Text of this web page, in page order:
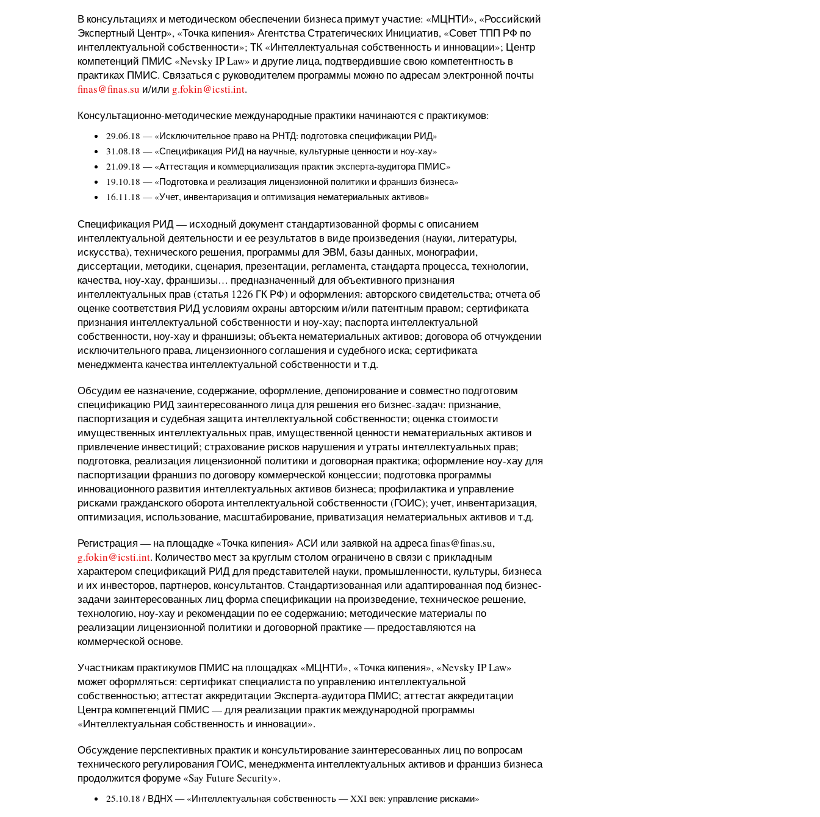
В консультациях и методическом обеспечении бизнеса примут участие: «МЦНТИ», «Российский
Экспертный Центр», «Точка кипения» Агентства Стратегических Инициатив, «Совет ТПП РФ по
интеллектуальной собственности»; ТК «Интеллектуальная собственность и инновации»; Центр
компетенций ПМИС «Nevsky IP Law» и другие лица, подтвердившие свою компетентность в
практиках ПМИС. Связаться с руководителем программы можно по адресам электронной почты
finas@finas.su и/или g.fokin@icsti.int.
Консультационно-методические международные практики начинаются с практикумов:
29.06.18 — «Исключительное право на РНТД: подготовка спецификации РИД»
31.08.18 — «Спецификация РИД на научные, культурные ценности и ноу-хау»
21.09.18 — «Аттестация и коммерциализация практик эксперта-аудитора ПМИС»
19.10.18 — «Подготовка и реализация лицензионной политики и франшиз бизнеса»
16.11.18 — «Учет, инвентаризация и оптимизация нематериальных активов»
Спецификация РИД — исходный документ стандартизованной формы с описанием
интеллектуальной деятельности и ее результатов в виде произведения (науки, литературы,
искусства), технического решения, программы для ЭВМ, базы данных, монографии,
диссертации, методики, сценария, презентации, регламента, стандарта процесса, технологии,
качества, ноу-хау, франшизы… предназначенный для объективного признания
интеллектуальных прав (статья 1226 ГК РФ) и оформления: авторского свидетельства; отчета об
оценке соответствия РИД условиям охраны авторским и/или патентным правом; сертификата
признания интеллектуальной собственности и ноу-хау; паспорта интеллектуальной
собственности, ноу-хау и франшизы; объекта нематериальных активов; договора об отчуждении
исключительного права, лицензионного соглашения и судебного иска; сертификата
менеджмента качества интеллектуальной собственности и т.д.
Обсудим ее назначение, содержание, оформление, депонирование и совместно подготовим
спецификацию РИД заинтересованного лица для решения его бизнес-задач: признание,
паспортизация и судебная защита интеллектуальной собственности; оценка стоимости
имущественных интеллектуальных прав, имущественной ценности нематериальных активов и
привлечение инвестиций; страхование рисков нарушения и утраты интеллектуальных прав;
подготовка, реализация лицензионной политики и договорная практика; оформление ноу-хау для
паспортизации франшиз по договору коммерческой концессии; подготовка программы
инновационного развития интеллектуальных активов бизнеса; профилактика и управление
рисками гражданского оборота интеллектуальной собственности (ГОИС); учет, инвентаризация,
оптимизация, использование, масштабирование, приватизация нематериальных активов и т.д.
Регистрация — на площадке «Точка кипения» АСИ или заявкой на адреса finas@finas.su,
g.fokin@icsti.int. Количество мест за круглым столом ограничено в связи с прикладным
характером спецификаций РИД для представителей науки, промышленности, культуры, бизнеса
и их инвесторов, партнеров, консультантов. Стандартизованная или адаптированная под бизнес-
задачи заинтересованных лиц форма спецификации на произведение, техническое решение,
технологию, ноу-хау и рекомендации по ее содержанию; методические материалы по
реализации лицензионной политики и договорной практике — предоставляются на
коммерческой основе.
Участникам практикумов ПМИС на площадках «МЦНТИ», «Точка кипения», «Nevsky IP Law»
может оформляться: сертификат специалиста по управлению интеллектуальной
собственностью; аттестат аккредитации Эксперта-аудитора ПМИС; аттестат аккредитации
Центра компетенций ПМИС— для реализации практик международной программы
«Интеллектуальная собственность и инновации».
Обсуждение перспективных практик и консультирование заинтересованных лиц по вопросам
технического регулирования ГОИС, менеджмента интеллектуальных активов и франшиз бизнеса
продолжится форуме «Say Future Security».
25.10.18 / ВДНХ — «Интеллектуальная собственность — XXI век: управление рисками»